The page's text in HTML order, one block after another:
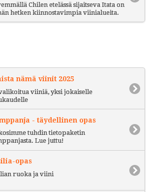
Chilen etelässä sijaitseva Itata on
hetken kiinnostavimpia viinialueita.
nämä viinit 2025
viiniä, yksi jokaiselle
- täydellinen opas
tuhdin tietopaketin
Lue juttu!
opas
ruoka ja viini